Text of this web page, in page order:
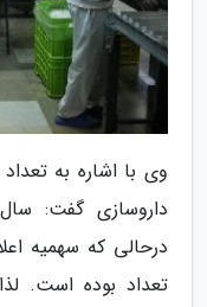
وی با اشاره به
درحالی که سهمیه
تعداد بوده است.